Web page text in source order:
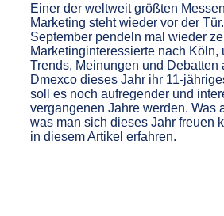
Einer der weltweit größten
Marketing steht wieder vor der
September pendeln mal wieder
Marketinginteressierte nach Köln,
Trends, Meinungen und Debatten
Dmexco dieses Jahr ihr 11-
soll es noch aufregender und
vergangenen Jahre werden. Was
was man sich dieses Jahr freuen
in diesem Artikel erfahren.